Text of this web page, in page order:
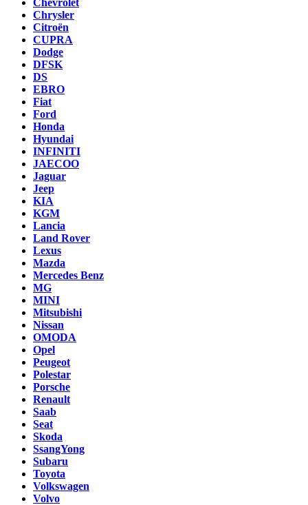
Chrysler
Citroën
CUPRA
Dodge
DFSK
DS
EBRO
Fiat
Ford
Honda
Hyundai
INFINITI
JAECOO
Jaguar
Jeep
KIA
KGM
Lancia
Land Rover
Lexus
Mazda
Mercedes Benz
MG
MINI
Mitsubishi
Nissan
OMODA
Opel
Peugeot
Polestar
Porsche
Renault
Saab
Seat
Skoda
SsangYong
Subaru
Toyota
Volkswagen
Volvo